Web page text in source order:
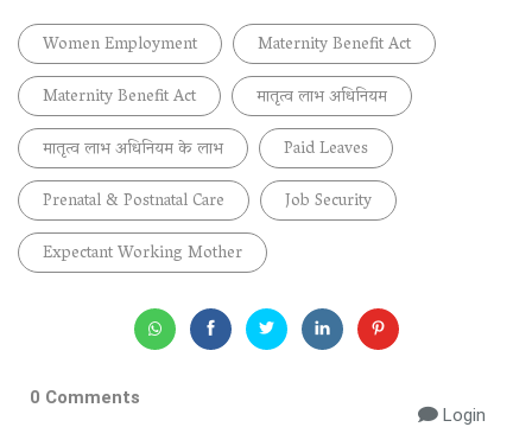
Women Employment
Maternity Benefit Act
Maternity Benefit Act
मातृत्व लाभ अधिनियम
मातृत्व लाभ अधिनियम के लाभ
Paid Leaves
Prenatal & Postnatal Care
Job Security
Expectant Working Mother
0 Comments
Login